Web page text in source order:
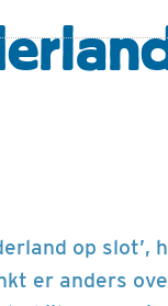
op slot’,
er anders